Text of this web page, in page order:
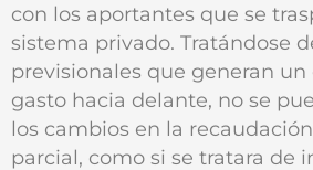
con los aportantes que se
sistema privado. Tratándose
previsionales que generan
gasto hacia delante, no se
los cambios en la
parcial, como si se tratara de